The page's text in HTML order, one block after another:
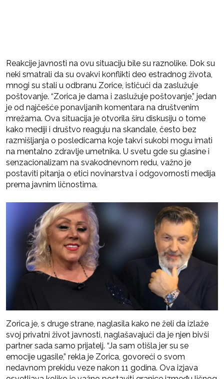
Reakcije javnosti na ovu situaciju bile su raznolike. Dok su
neki smatrali da su ovakvi konflikti deo estradnog života,
mnogi su stali u odbranu Zorice, ističući da zaslužuje
poštovanje. “Zorica je dama i zaslužuje poštovanje,” jedan
je od najčešće ponavljanih komentara na društvenim
mrežama. Ova situacija je otvorila širu diskusiju o tome
kako mediji i društvo reaguju na skandale, često bez
razmišljanja o posledicama koje takvi sukobi mogu imati
na mentalno zdravlje umetnika. U svetu gde su glasine i
senzacionalizam na svakodnevnom redu, važno je
postaviti pitanja o etici novinarstva i odgovornosti medija
prema javnim ličnostima.
Zorica je, s druge strane, naglasila kako ne želi da izlaže
svoj privatni život javnosti, naglašavajući da je njen bivši
partner sada samo prijatelj. “Ja sam otišla jer su se
emocije ugasile,” rekla je Zorica, govoreći o svom
nedavnom prekidu veze nakon 11 godina. Ova izjava